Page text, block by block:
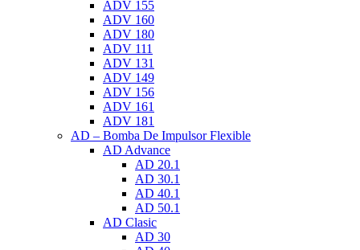
ADV 155
ADV 160
ADV 180
ADV 111
ADV 131
ADV 149
ADV 156
ADV 161
ADV 181
AD – Bomba De Impulsor Flexible
AD Advance
AD 20.1
AD 30.1
AD 40.1
AD 50.1
AD Clasic
AD 30